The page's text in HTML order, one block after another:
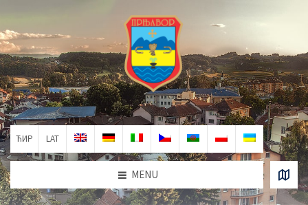
ЋИР LAT
MENU